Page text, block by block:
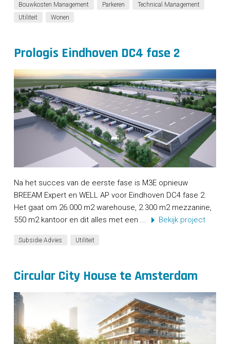
Bouwkosten Management Parkeren
Technical Management
Utiliteit
Wonen
Prologis Eindhoven DC4 fase 2
Na het succes van de eerste fase is M3E opnieuw
BREEAM Expert en WELL AP voor Eindhoven DC4 fase 2.
Het gaat om 26.000 m2 warehouse, 2.300 m2 mezzanine,
550 m2 kantoor en dit alles met een ...
Bekijk project
Subsidie Advies Utiliteit
Circular City House te Amsterdam